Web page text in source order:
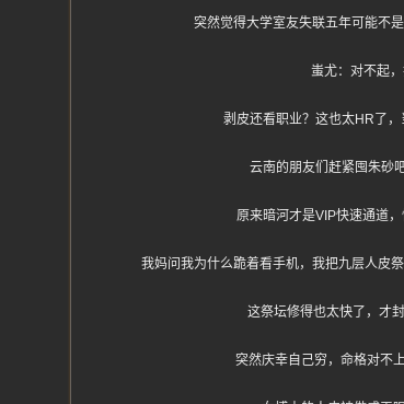
突然觉得大学室友失联五年可能
蚩尤：对不起
剥皮还看职业？这也太HR了
云南的朋友们赶紧囤朱砂
原来暗河才是VIP快速通道
我妈问我为什么跪着看手机，我把九层人皮
这祭坛修得也太快了，才
突然庆幸自己穷，命格对不